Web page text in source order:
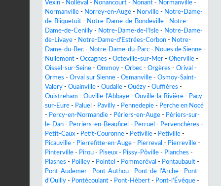
Vexin - Nolléval - Nonancourt - Nonant - Normanville -
Normanville - Norrey-en-Auge - Norville - Notre-Dame-
de-Bliquetuit - Notre-Dame-de-Bondeville - Notre-
Dame-de-Cenilly - Notre-Dame-de-l'Isle - Notre-Dame-
de-Livaye - Notre-Dame-d'Estrées-Corbon - Notre-
Dame-du-Bec - Notre-Dame-du-Parc - Noues de Sienne -
Nullemont - Occagnes - Octeville-sur-Mer - Oherville -
Oissel-sur-Seine - Ommoy - Orbec - Orgères - Orival -
Ormes - Orval sur Sienne - Osmanville - Osmoy-Saint-
Valery - Ouainville - Oudalle - Ouézy - Ouffières -
Ouistreham - Ouville-l'Abbaye - Ouville-la-Rivière - Pacy-
sur-Eure - Paluel - Pavilly - Pennedepie - Perche en Nocé
- Percy-en-Normandie - Périers-en-Auge - Périers-sur-
le-Dan - Perriers-en-Beauficel - Perruel - Pervenchères -
Petit-Caux - Petit-Couronne - Petiville - Petiville -
Picauville - Pierrefitte-en-Auge - Pierreval - Pierreville -
Pinterville - Pirou - Piseux - Pissy-Pôville - Planches -
Plasnes - Poilley - Pointel - Pommeréval - Pontaubault -
Pont-Audemer - Pont-Authou - Pont-de-l'Arche - Pont-
d'Ouilly - Pontécoulant - Pont-Hébert - Pont-l'Évêque -